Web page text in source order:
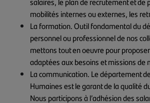
mobilités internes ou externes, les
La formation. Outil fondamental du
personnel ou professionnel de nos
mettons tout en oeuvre pour
adaptées aux besoins et missions de
La communication. Le département
Humaines est le garant de la qualité
Nous participons à l’adhésion des